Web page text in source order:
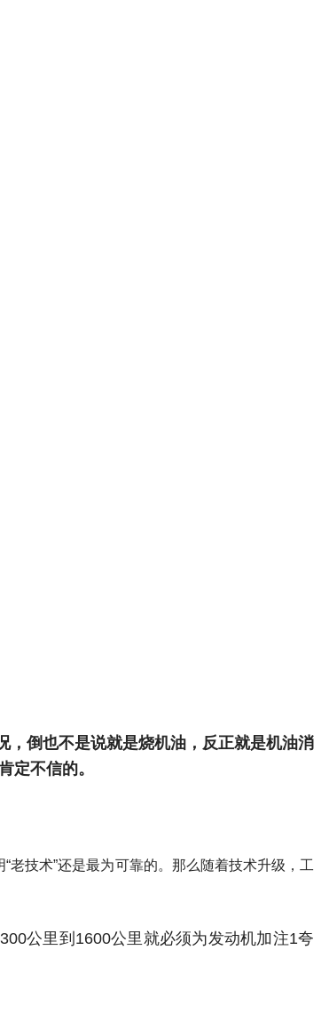
，倒也不是说就是烧机油，反正就是机油消
定不信的。
老技术”还是最为可靠的。那么随着技术升级，工
公里到1600公里就必须为发动机加注1夸